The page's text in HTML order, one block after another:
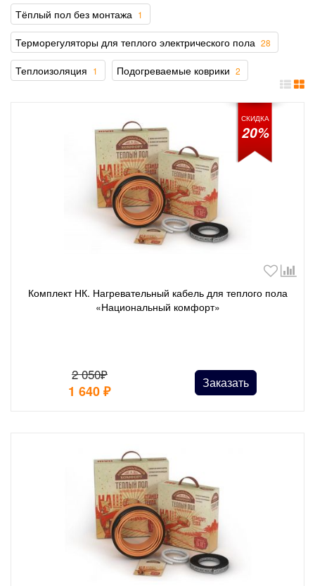
Тёплый пол без монтажа 1
Терморегуляторы для теплого электрического пола 28
Теплоизоляция 1 Подогреваемые коврики 2
СКИДКА
20%
Комплект НК. Нагревательный кабель для теплого пола
«Национальный комфорт»
2 050₽
1 640₽ Заказать